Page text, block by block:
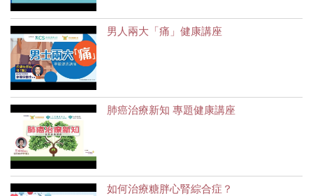
男人兩大「痛」健康講座
肺癌治療新知 專題健康講座
如何治療糖胖心腎綜合症？